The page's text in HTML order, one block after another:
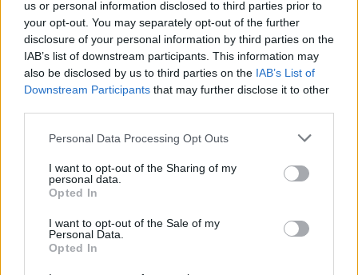
us or personal information disclosed to third parties prior to
your opt-out. You may separately opt-out of the further
disclosure of your personal information by third parties on the
IAB’s list of downstream participants. This information may
also be disclosed by us to third parties on the IAB’s List of
Downstream Participants that may further disclose it to other
Personal Data Processing Opt Outs
I want to opt-out of the Sharing of my
personal data.
Opted In
I want to opt-out of the Sale of my
Personal Data.
Opted In
Śledź transfery na scenie Counter-
Strike'a:
Jak bowiem zapewnia wschodnioeuropejski insider,
Vladislav "harumi" Radvilovich, do głównego składu